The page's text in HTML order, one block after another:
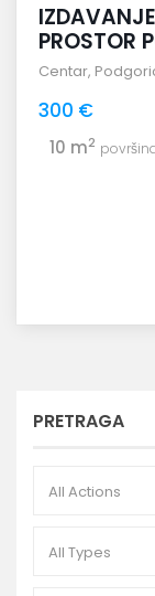
PROSTOR
Centar,
300 €
10 m2
PRETRAGA
All Actions
All Types